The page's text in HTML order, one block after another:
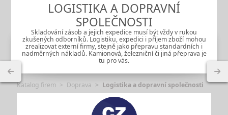
LOGISTIKA A DOPRAVNÍ
SPOLEČNOSTI
Skladování zásob a jejich expedice musí být vždy v rukou
zkušených odborníků. Logistiku, expedici i příjem zboží mohou
zrealizovat externí firmy, stejně jako přepravu standardních i
nadměrných nákladů. Kamionová, železniční či jiná přeprava je
tu pro vás.
Katalog firem Doprava Logistika a dopravní společnosti